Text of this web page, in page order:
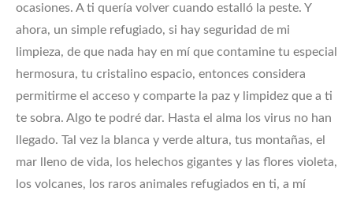
ocasiones. A ti quería volver cuando estalló la peste. Y
ahora, un simple refugiado, si hay seguridad de mi
limpieza, de que nada hay en mí que contamine tu especial
hermosura, tu cristalino espacio, entonces considera
permitirme el acceso y comparte la paz y limpidez que a ti
te sobra. Algo te podré dar. Hasta el alma los virus no han
llegado. Tal vez la blanca y verde altura, tus montañas, el
mar lleno de vida, los helechos gigantes y las flores violeta,
los volcanes, los raros animales refugiados en ti, a mí